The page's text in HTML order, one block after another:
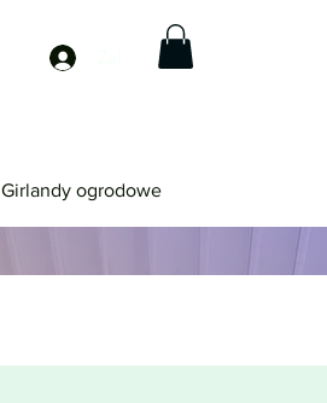
Zaloguj się
Girlandy ogrodowe